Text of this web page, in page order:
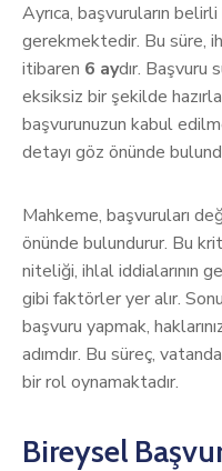
Ayrıca, başvuruların
gerekmektedir. Bu süre,
itibaren 6 aydır. Başvuru
eksiksiz bir şekilde
başvurunuzun kabul
detayı göz önünde
Mahkeme, başvuruları
önünde bulundurur. Bu
niteliği, ihlal iddialarının
gibi faktörler yer alır.
başvuru yapmak,
adımdır. Bu süreç,
bir rol oynamaktadır.
Bireysel